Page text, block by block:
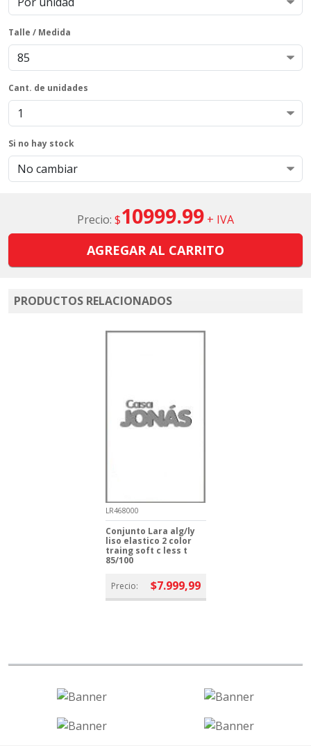
Talle / Medida
Cant. de unidades
Si no hay stock
Precio: $10999.99 + IVA
AGREGAR AL CARRITO
PRODUCTOS RELACIONADOS
LR468000
Conjunto Lara alg/ly
liso elastico 2 color
traing soft c less t
85/100
Precio: $7.999,99